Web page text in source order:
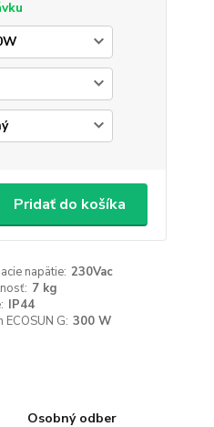
Pridať do košíka
napätie: 230Vac
7 kg
IP44
ECOSUN G: 300 W
Osobný odber